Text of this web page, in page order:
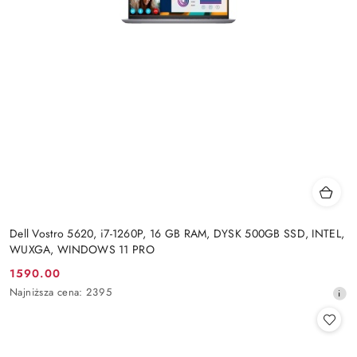
Dell Vostro 5620, i7-1260P, 16 GB RAM, DYSK 500GB SSD, INTEL,
WUXGA, WINDOWS 11 PRO
Cena
promocyjna:
1590.00
Najniższa
Najniższa cena: 2395